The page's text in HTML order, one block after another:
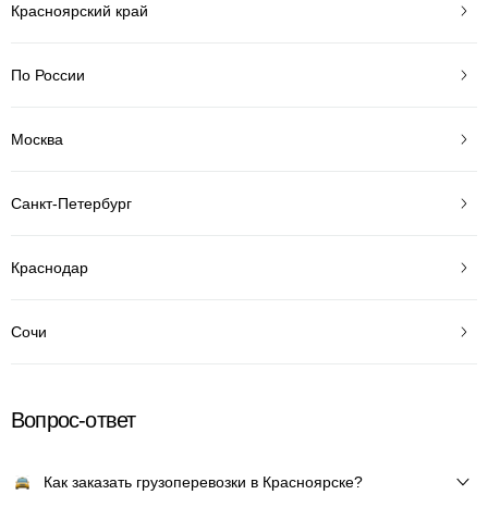
Красноярский край
По России
Москва
Санкт-Петербург
Краснодар
Сочи
Вопрос-ответ
Как заказать грузоперевозки в Красноярске?